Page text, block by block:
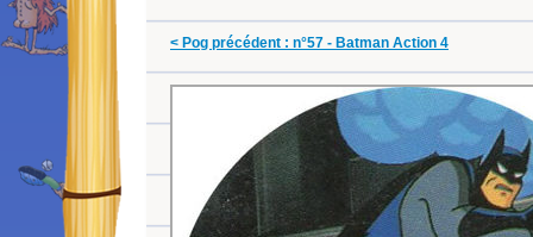
< Pog précédent : n°57 - Batman Action 4